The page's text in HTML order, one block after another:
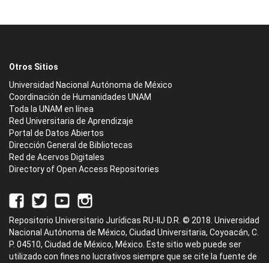
Otros Sitios
Universidad Nacional Autónoma de México
Coordinación de Humanidades UNAM
Toda la UNAM en línea
Red Universitaria de Aprendizaje
Portal de Datos Abiertos
Dirección General de Bibliotecas
Red de Acervos Digitales
Directory of Open Access Repositories
Repositorio Universitario Jurídicas RU-IIJ D.R. © 2018. Universidad
Nacional Autónoma de México, Ciudad Universitaria, Coyoacán, C.
P. 04510, Ciudad de México, México. Este sitio web puede ser
utilizado con fines no lucrativos siempre que se cite la fuente de